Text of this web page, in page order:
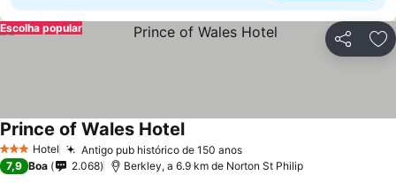
Partilhar
Escolha popular
3 EstrelasHotel Antigo pub histórico de 150 anos
Prince of Wales Hotel
7,9 Boa 2.068 Berkley, a 6.9 km de Norton St Philip